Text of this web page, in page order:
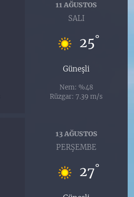
11 AĞUSTOS
SALI
25°
Güneşli
Nem: %48
Rüzgar: 7.39 m/s
13 AĞUSTOS
PERŞEMBE
27°